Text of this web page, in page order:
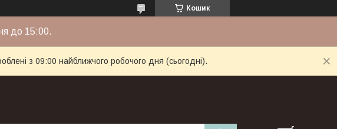
Кошик
до 15:00.
з 09:00 найближчого робочого дня (сьогодні).